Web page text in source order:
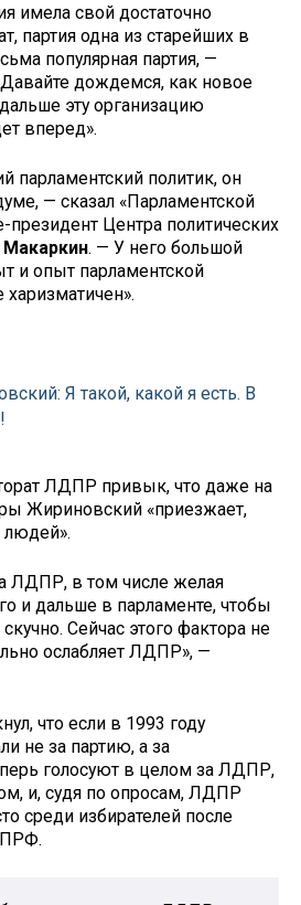
имела свой достаточно
партия одна из старейших в
популярная партия, —
дождемся, как новое
эту организацию
вперед».
парламентский политик, он
— сказал «Парламентской
президент Центра политических
. — У него большой
и опыт парламентской
Я такой, какой я есть. В
ЛДПР привык, что даже на
Жириновский «приезжает,
людей».
ЛДПР, в том числе желая
и дальше в парламенте, чтобы
Сейчас этого фактора не
ослабляет ЛДПР», —
что если в 1993 году
не за партию, а за
голосуют в целом за ЛДПР,
и, судя по опросам, ЛДПР
среди избирателей после